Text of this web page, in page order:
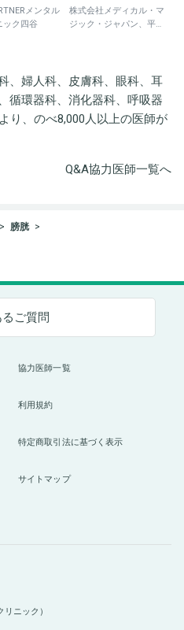
メンタル
ック四谷
株式会社メディカル・マ
ジック・ジャパン、平野
、婦人科、皮膚科、眼科、耳
循環器科、消化器科、呼吸器
り、のべ8,000人以上の医師が
Q&A協力医師一覧へ
膀胱
ご質問
協力医師一覧
利用規約
特定商取引法に基づく表示
サイトマップ
ニック）